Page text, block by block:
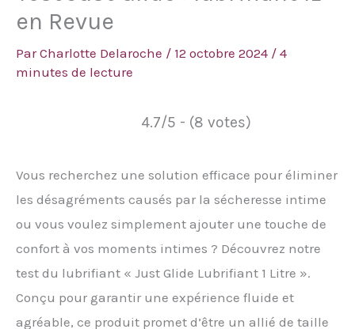
en Revue
ParCharlotte Delaroche / 12 octobre 2024 / 4
minutes de lecture
4.7/5 - (8 votes)
Vous recherchez une solution efficace pour éliminer
les désagréments causés par la sécheresse intime
ou vous voulez simplement ajouter une touche de
confort à vos moments intimes ? Découvrez notre
test du lubrifiant « Just Glide Lubrifiant 1 Litre ».
Conçu pour garantir une expérience fluide et
agréable, ce produit promet d’être un allié de taille